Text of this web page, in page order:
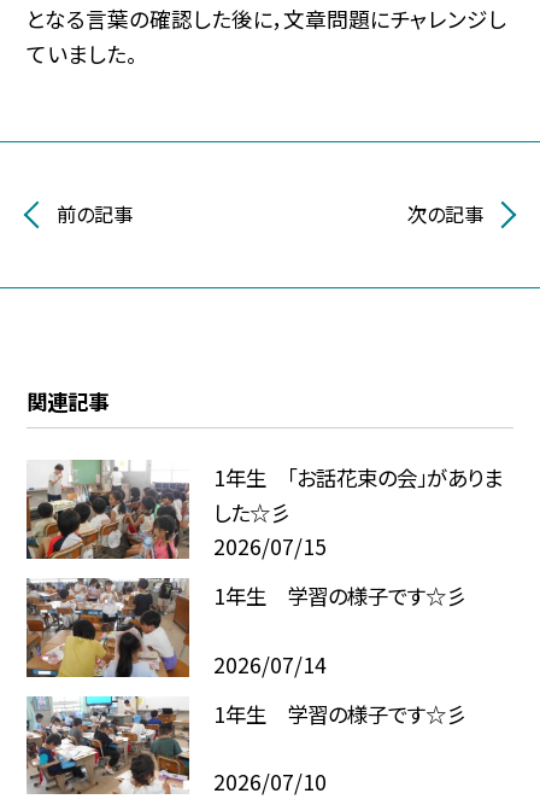
となる言葉の確認した後に，文章問題にチャレンジし
ていました。
前の記事 次の記事
関連記事
1年生 「お話花束の会」がありま
した☆彡
2026/07/15
1年生 学習の様子です☆彡
2026/07/14
1年生 学習の様子です☆彡
2026/07/10